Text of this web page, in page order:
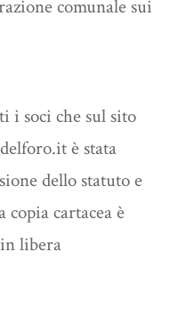
comunale sui
i soci che sul sito
è stata
dello statuto e
cartacea è
in libera